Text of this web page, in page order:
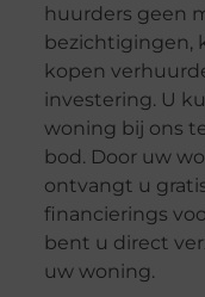
huurders geen
bezichtigingen,
kopen
investering. U
woning bij ons
bod. Door uw
ontvangt u
financierings
bent u direct
uw woning.